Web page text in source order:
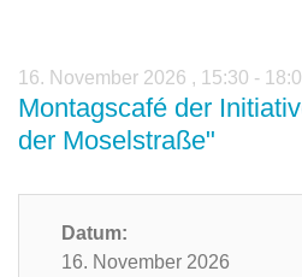
16. November 2026 , 15:30 -
Montagscafé der
der Moselstraße"
Datum:
16. November 2026